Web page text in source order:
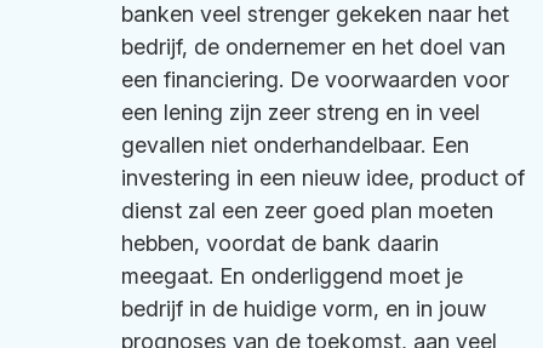
banken veel strenger gekeken naar het
bedrijf, de ondernemer en het doel van
een financiering. De voorwaarden voor
een lening zijn zeer streng en in veel
gevallen niet onderhandelbaar. Een
investering in een nieuw idee, product of
dienst zal een zeer goed plan moeten
hebben, voordat de bank daarin
meegaat. En onderliggend moet je
bedrijf in de huidige vorm, en in jouw
prognoses van de toekomst, aan veel